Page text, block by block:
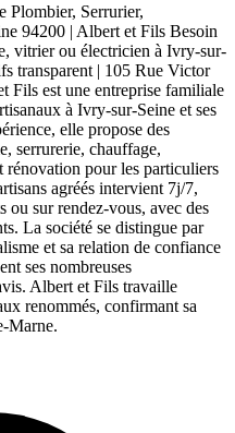
Plombier, Serrurier,
94200 | Albert et Fils Besoin
vitrier ou électricien à Ivry-sur-
transparent | 105 Rue Victor
Fils est une entreprise familiale
à Ivry-sur-Seine et ses
elle propose des
serrurerie, chauffage,
rénovation pour les particuliers
agréés intervient 7j/7,
ou sur rendez-vous, avec des
La société se distingue par
et sa relation de confiance
ses nombreuses
Albert et Fils travaille
renommés, confirmant sa
Marne.